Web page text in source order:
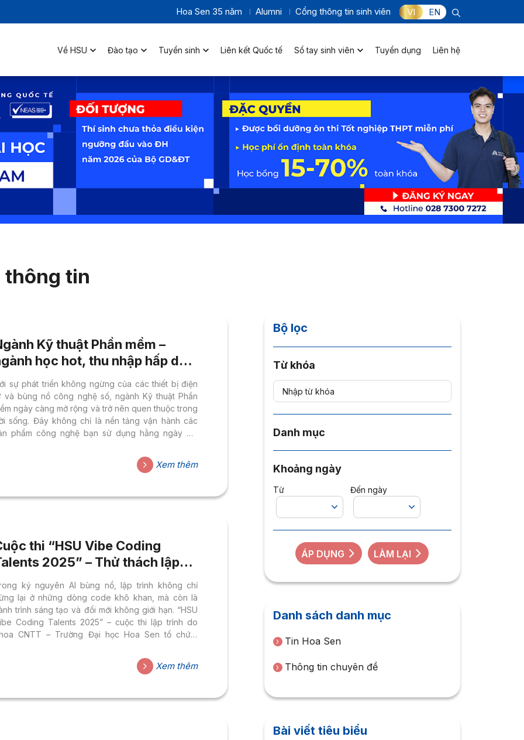
Hoa Sen 35 năm Alumni Cổng thông tin sinh viên VI EN
Về HSU Đào tạo Tuyển sinh Liên kết Quốc tế Sổ tay sinh viên Tuyển dụng Liên hệ
thông tin
Kỹ thuật Phần mềm –
học hot, thu nhập hấp dẫn
kỷ nguyên công nghệ
sự phát triển không ngừng của các thiết bị điện
và bùng nổ công nghệ số, ngành Kỹ thuật Phần
ngày càng mở rộng và trở nên quen thuộc trong
sống. Đây không chỉ là nền tảng vận hành các
phẩm công nghệ bạn sử dụng hằng ngày mà
vực kinh tế – xã hội. Ngành kỹ thuật phần mềm –
hút trong kỷ nguyên số Không phải ngẫu nhiên
Xem thêm
thi “HSU Vibe Coding
2025” – Thử thách lập
AI, bứt phá giới hạn
kỷ nguyên AI bùng nổ, lập trình không chỉ
lại ở những dòng code khô khan, mà còn là
trình sáng tạo và đổi mới không giới hạn. “HSU
Coding Talents 2025” – cuộc thi lập trình do
CNTT – Trường Đại học Hoa Sen tổ chức,
mê công nghệ cùng tham gia sân chơi thú vị.
chơi của những nhà lập trình trẻ bản lĩnh Không
2025 là bệ phóng...
Xem thêm
Bộ lọc
Từ khóa
Danh mục
Khoảng ngày
Từ Đến ngày
ÁP DỤNG LÀM LẠI
Danh sách danh mục
Tin Hoa Sen
Thông tin chuyên đề
Bài viết tiêu biểu